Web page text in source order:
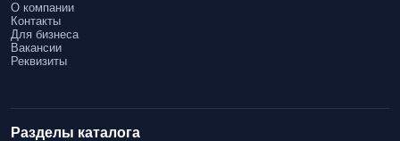
О компании
Контакты
Для бизнеса
Вакансии
Реквизиты
Разделы каталога